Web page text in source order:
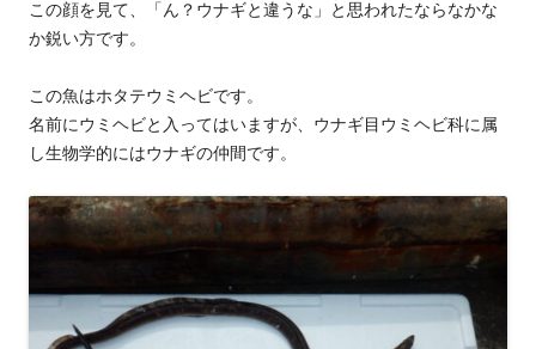
この顔を見て、「ん？ウナギと違うな」と思われたならなかな
か鋭い方です。
この魚はホタテウミヘビです。
名前にウミヘビと入ってはいますが、ウナギ目ウミヘビ科に属
し生物学的にはウナギの仲間です。